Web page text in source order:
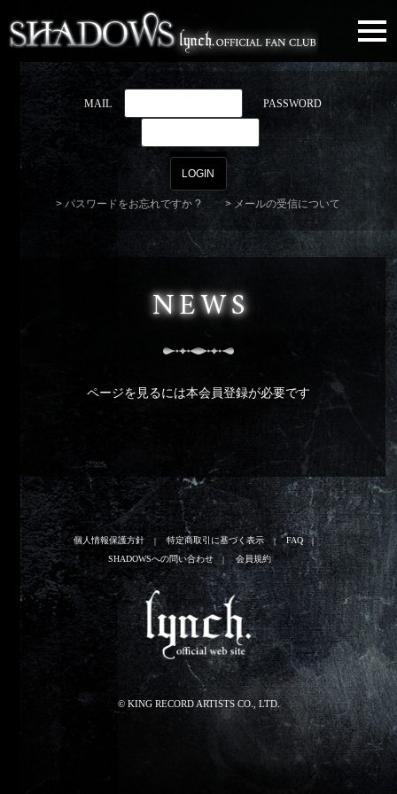
MAIL PASSWORD
パスワードをお忘れですか ? メールの受信について
NEWS
ページを見るには本会員登録が必要です
個人情報保護方針 特定商取引に基づく表示
FAQ
SHADOWSへの問い合わせ
会員規約
© KING RECORD ARTISTS CO., LTD.